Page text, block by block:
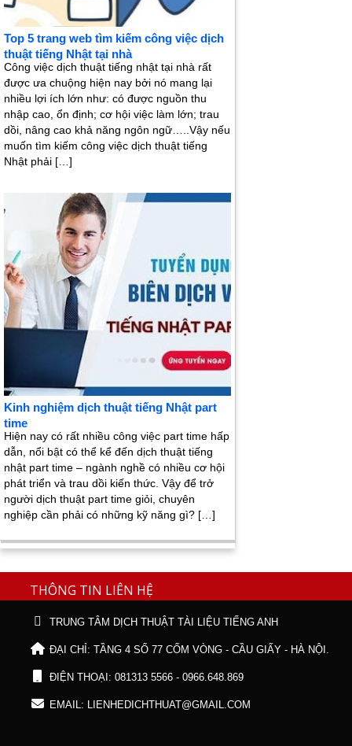
Top 5 trang web tìm kiếm công việc dịch
thuật tiếng Nhật tại nhà
Công việc dịch thuật tiếng nhật tại nhà rất
được ưa chuộng hiện nay bởi nó mang lại
nhiều lợi ích lớn như: có được nguồn thu
nhập cao, ổn định; cơ hội việc làm lớn; trau
dồi, nâng cao khả năng ngôn ngữ…..Vậy nếu
muốn tìm kiếm công việc dịch thuật tiếng
Nhật phải […]
Kinh nghiệm dịch thuật tiếng Nhật part
time
Hiện nay có rất nhiều công việc part time hấp
dẫn, nổi bật có thể kể đến dịch thuật tiếng
nhật part time – ngành nghề có nhiều cơ hội
phát triển và trau dồi kiến thức. Vậy để trở
người dịch thuật part time giỏi, chuyên
nghiệp cần phải có những kỹ năng gì? […]
THÔNG TIN LIÊN HỆ
TRUNG TÂM DỊCH THUẬT TÀI LIỆU TIẾNG ANH
ĐẠI CHỈ: TẦNG 4 SỐ 77 CỐM VÒNG - CẦU GIẤY - HÀ NỘI.
ĐIỆN THOẠI: 081313 5566 - 0966.648.869
EMAIL: LIENHEDICHTHUAT@GMAIL.COM